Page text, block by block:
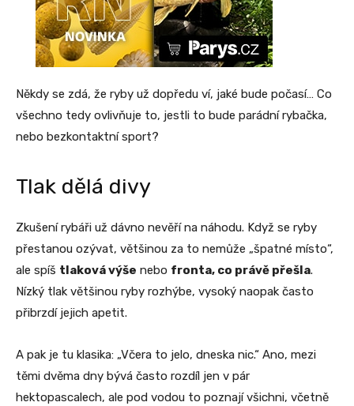
Někdy se zdá, že ryby už dopředu ví, jaké bude počasí… Co
všechno tedy ovlivňuje to, jestli to bude parádní rybačka,
nebo bezkontaktní sport?
Tlak dělá divy
Zkušení rybáři už dávno nevěří na náhodu. Když se ryby
přestanou ozývat, většinou za to nemůže „špatné místo“,
ale spíš tlaková výše nebo fronta, co právě přešla.
Nízký tlak většinou ryby rozhýbe, vysoký naopak často
přibrzdí jejich apetit.
A pak je tu klasika: „Včera to jelo, dneska nic.“ Ano, mezi
těmi dvěma dny bývá často rozdíl jen v pár
hektopascalech, ale pod vodou to poznají všichni, včetně